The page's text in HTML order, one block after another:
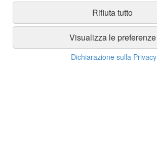
Rifiuta tutto
Visualizza le preferenze
Dichiarazione sulla Privacy
Marchi